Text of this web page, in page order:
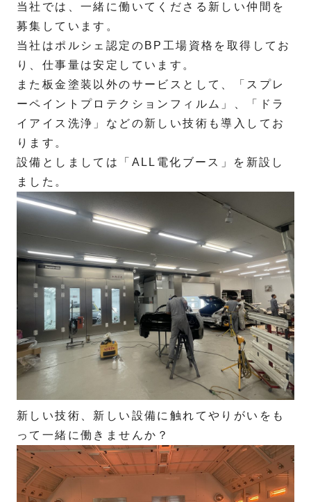
当社では、一緒に働いてくださる新しい仲間を
募集しています。
当社はポルシェ認定のBP工場資格を取得してお
り、仕事量は安定しています。
また板金塗装以外のサービスとして、「スプレ
ーペイントプロテクションフィルム」、「ドラ
イアイス洗浄」などの新しい技術も導入してお
ります。
設備としましては「ALL電化ブース」を新設し
ました。
新しい技術、新しい設備に触れてやりがいをも
って一緒に働きませんか？